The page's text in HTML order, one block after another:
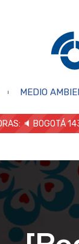
MEDIO
🔈 BOGOTÁ